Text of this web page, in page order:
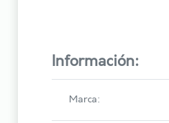
Información:
Marca: